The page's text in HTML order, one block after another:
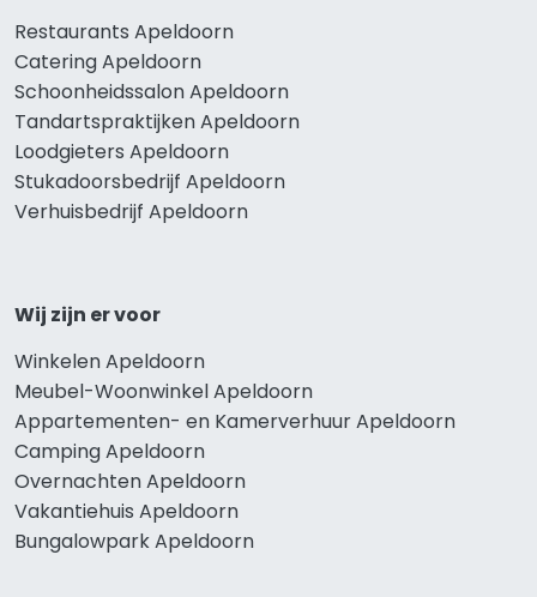
Restaurants Apeldoorn
Catering Apeldoorn
Schoonheidssalon Apeldoorn
Tandartspraktijken Apeldoorn
Loodgieters Apeldoorn
Stukadoorsbedrijf Apeldoorn
Verhuisbedrijf Apeldoorn
Wij zijn er voor
Winkelen Apeldoorn
Meubel-Woonwinkel Apeldoorn
Appartementen- en Kamerverhuur Apeldoorn
Camping Apeldoorn
Overnachten Apeldoorn
Vakantiehuis Apeldoorn
Bungalowpark Apeldoorn